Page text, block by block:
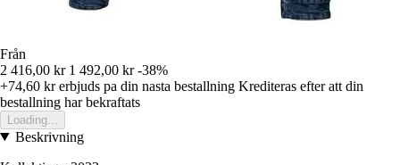
Från
2 416,00 kr 1 492,00 kr -38%
+74,60 krerbjuds pa din nasta bestallning Krediteras efter att din
bestallning har bekraftats
Loading...
Beskrivning